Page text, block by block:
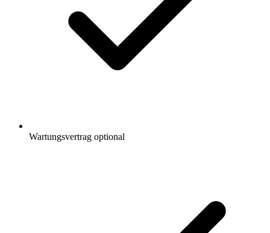
Wartungsvertrag optional